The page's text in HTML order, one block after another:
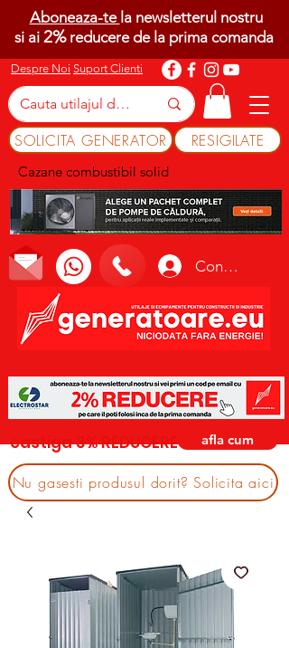
Despre Noi Suport Clienti
SOLICITA GENERATOR RESIGILATE
Cazane combustibil solid
Conectează-te
Aboneaza-te la newsletterul nostru
si ai 2%reducere de la prima comanda
castiga 3% REDUCERE afla cum
Nu gasesti produsul dorit? Solicita aici